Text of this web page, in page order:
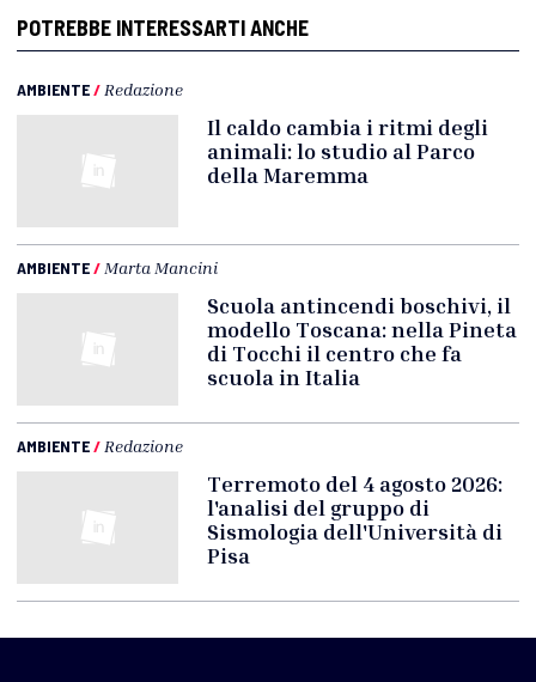
POTREBBE INTERESSARTI ANCHE
AMBIENTE/ Redazione
Il caldo cambia i ritmi degli
animali: lo studio al Parco
della Maremma
AMBIENTE/ Marta Mancini
Scuola antincendi boschivi, il
modello Toscana: nella Pineta
di Tocchi il centro che fa
scuola in Italia
AMBIENTE/ Redazione
Terremoto del 4 agosto 2026:
l'analisi del gruppo di
Sismologia dell'Università di
Pisa